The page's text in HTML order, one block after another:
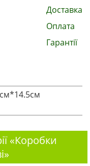
Доставка
Оплата
Гарантії
«Коробки